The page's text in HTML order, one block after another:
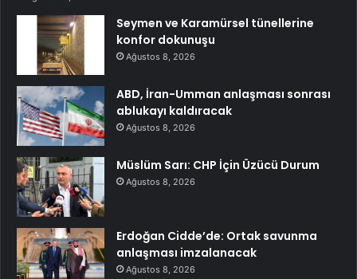
Seymen ve Karamürsel tünellerine
konfor dokunuşu
Ağustos 8, 2026
ABD, İran-Umman anlaşması sonrası
ablukayı kaldıracak
Ağustos 8, 2026
Müslüm Sarı: CHP İçin Üzücü Durum
Ağustos 8, 2026
Erdoğan Cidde’de: Ortak savunma
anlaşması imzalanacak
Ağustos 8, 2026